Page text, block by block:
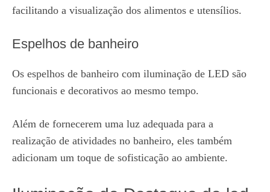
facilitando a visualização dos alimentos e utensílios.
Espelhos de banheiro
Os espelhos de banheiro com iluminação de LED são
funcionais e decorativos ao mesmo tempo.
Além de fornecerem uma luz adequada para a
realização de atividades no banheiro, eles também
adicionam um toque de sofisticação ao ambiente.